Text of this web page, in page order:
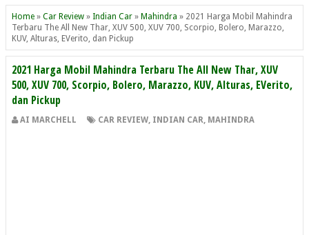
Home » Car Review » Indian Car » Mahindra » 2021 Harga Mobil Mahindra
Terbaru The All New Thar, XUV 500, XUV 700, Scorpio, Bolero, Marazzo,
KUV, Alturas, EVerito, dan Pickup
2021 Harga Mobil Mahindra Terbaru The All New Thar, XUV
500, XUV 700, Scorpio, Bolero, Marazzo, KUV, Alturas, EVerito,
dan Pickup
AI MARCHELL CAR REVIEW INDIAN CAR MAHINDRA